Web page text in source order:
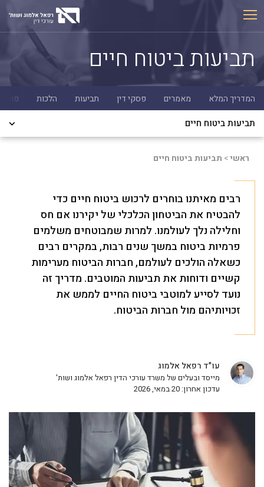
Skip
to
content
תביעות ביטוח חיים
המדריך המלא מאמרים פסקי דין תביעות הלכות פורום
תביעות ביטוח חיים
ראשי> תביעות ביטוח חיים
רבים מאיתנו בוחרים לרכוש ביטוח חיים כדי
להבטיח את הביטחון הכלכלי של יקירנו אם חס
וחלילה נלך לעולמנו. למרות שמבוטחים משלמים
פרמיות ביטוח במשך שנים רבות, במקרים רבים
כשאלה הולכים לעולמם, חברות הביטוח מערימות
קשיים ודוחות את תביעות המוטבים. מדריך זה
נועד לסייע למוטבי ביטוח החיים לממש את
זכויותיהם מול חברות הביטוח.
עו"ד רפאל אלמוג
מייסד ובעלים של משרד עורכי הדין רפאל אלמוג ושות'
עדכון אחרון: 20 במאי, 2026